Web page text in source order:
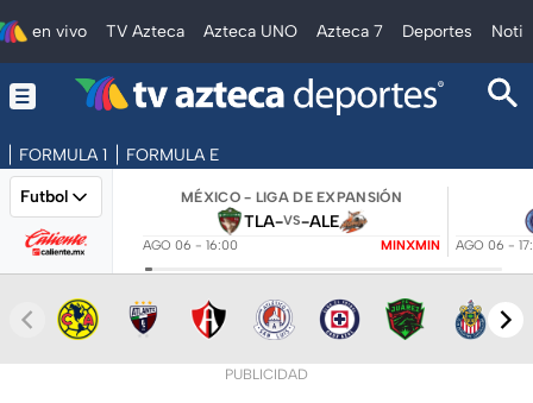
en vivo TV Azteca Azteca UNO Azteca 7 Deportes
FORMULA 1 FORMULA E
Futbol MÉXICO - LIGA DE EXPANSIÓN
TLA-VS-ALE
AGO 06 - 16:00 MINXMIN AGO 06 -
PUBLICIDAD